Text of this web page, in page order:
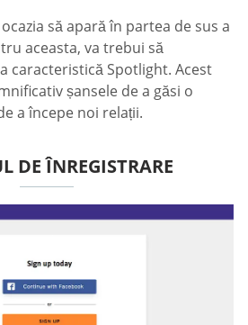
să apară în partea de sus a
aceasta, va trebui să
caracteristică Spotlight. Acest
șansele de a găsi o
a începe noi relații.
DE ÎNREGISTRARE